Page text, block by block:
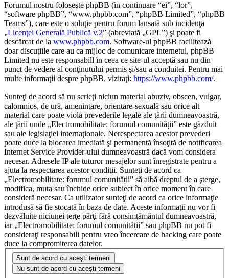
Forumul nostru foloseşte phpBB (în continuare “ei”, “lor”,
“software phpBB”, “www.phpbb.com”, “phpBB Limited”, “phpBB
Teams”), care este o soluţie pentru forum lansată sub incidenţa
„Licenţei Generală Publică v.2” (abreviată „GPL”) şi poate fi
descărcat de la www.phpbb.com. Software-ul phpBB facilitează
doar discuţiile care au ca mijloc de comunicare internetul, phpBB
Limited nu este responsabill în ceea ce site-ul acceptă sau nu din
punct de vedere al conţinutului permis şi/sau a conduitei. Pentru mai
multe informaţii despre phpBB, vizitaţi: https://www.phpbb.com/.
Sunteţi de acord să nu scrieţi niciun material abuziv, obscen, vulgar,
calomnios, de ură, ameninţare, orientare-sexuală sau orice alt
material care poate viola prevederile legale ale ţării dumneavoastră,
ale ţării unde „Electromobilitate: forumul comunității” este găzduit
sau ale legislaţiei internaţionale. Nerespectarea acestor prevederi
poate duce la blocarea imediată şi permanentă însoţită de notificarea
Internet Service Provider-ului dumneavoastră dacă vom considera
necesar. Adresele IP ale tuturor mesajelor sunt înregistrate pentru a
ajuta la respectarea acestor condiţii. Sunteţi de acord ca
„Electromobilitate: forumul comunității” să aibă dreptul de a şterge,
modifica, muta sau închide orice subiect în orice moment în care
consideră necesar. Ca utilizator sunteţi de acord ca orice informaţie
introdusă să fie stocată în baza de date. Aceste informaţii nu vor fi
dezvăluite niciunei terţe părţi fără consimţământul dumneavoastră,
iar „Electromobilitate: forumul comunității” sau phpBB nu pot fi
consideraţi responsabili pentru vreo încercare de hacking care poate
duce la compromiterea datelor.